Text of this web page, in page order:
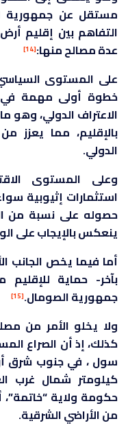
مستقل عن جمهورية
التفاهم بين إقليم
عدة مصالح منها:[14]
على المستوى
خطوة أولى مهمة
الاعتراف الدولي، وهو
بالإقليم، مما
الدولي.
وعلى المستوى
استثمارات إثيوبية
حصوله على نسبة من
ينعكس بالإيجاب على
أما فيما يخص الجانب
بآخر- حماية
جمهورية الصومال.[15]
ولا يخلو الأمر من
كذلك، إذ أن الصراع
كيلومتر شمال غرب
حكومة ولاية
من الأراضي الشرقية.